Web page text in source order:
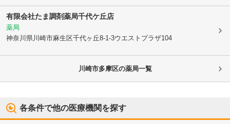
有限会社たま調剤薬局千代ケ丘店
薬局
神奈川県川崎市麻生区千代ヶ丘8-1-3ウエストプラザ104
川崎市多摩区の薬局一覧
各条件で他の医療機関を探す